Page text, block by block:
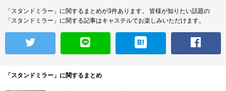
「スタンドミラー」に関するまとめが3件あります。
皆様が知りたい話題の
「スタンドミラー」に関する記事はキャステルでお楽しみいただけます。
「スタンドミラー」に関するまとめ